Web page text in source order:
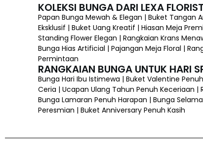
KOLEKSI BUNGA DARI LEXA
Papan Bunga Mewah & Elegan | Buket Tangan
Eksklusif | Buket Uang Kreatif | Hiasan Meja
Standing Flower Elegan | Rangkaian Krans
Bunga Hias Artificial | Pajangan Meja Floral |
Permintaan
RANGKAIAN BUNGA UNTUK HARI
Bunga Hari Ibu Istimewa | Buket Valentine
Ceria | Ucapan Ulang Tahun Penuh Keceriaan |
Bunga Lamaran Penuh Harapan | Bunga
Peresmian | Buket Anniversary Penuh Kasih